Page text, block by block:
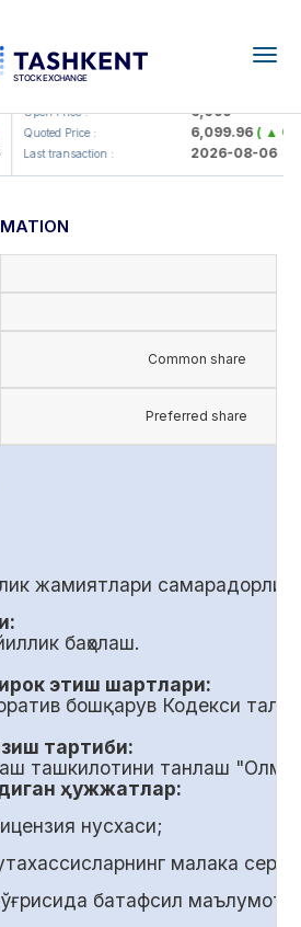
UZMK (<O'zmetkombinat> AJ)
Open Price : 6,099
Quoted Price : 6,099.96( ▲ 0.08
Last transaction : 2026-08-06
Common share
Preferred share
жамиятлари
баҳолаш.
этиш шартлари:
бошқарув Кодекси
тартиби:
ташкилотини танлаш
ҳужжатлар:
нусхаси;
малака
батафсил маълумот;